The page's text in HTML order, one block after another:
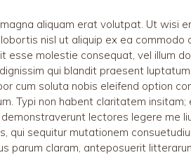
aliquam erat volutpat. Ut wisi
nisl ut aliquip ex ea commodo
esse molestie consequat, vel illum
qui blandit praesent
cum soluta nobis eleifend option
Typi non habent claritatem
lectores legere me
qui sequitur mutationem
parum claram, anteposuerit